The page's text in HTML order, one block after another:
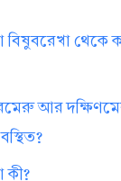
বিষুবরেখা থেকে
আর
কী?